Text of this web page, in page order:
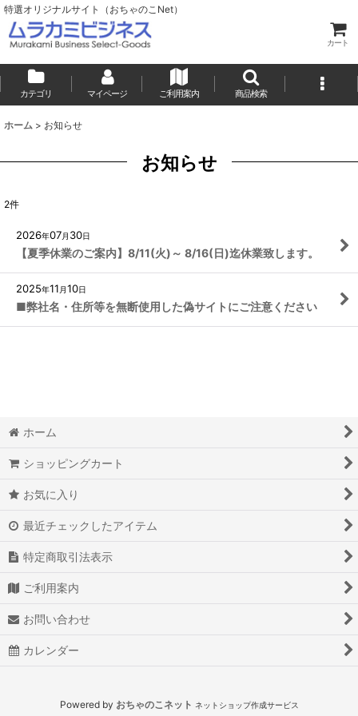
特選オリジナルサイト（おちゃのこNet）
カート
カテゴリ マイページ ご利用案内 商品検索
ホーム > お知らせ
お知らせ
2件
2026年07月 30日
【夏季休業のご案内】8/11(火)～ 8/16(日)迄休業致します。
2025年11 月10日
■弊社名・住所等を無断使用した偽サイトにご注意ください
ホーム
ショッピングカート
お気に入り
最近チェックしたアイテム
特定商取引法表示
ご利用案内
お問い合わせ
カレンダー
Powered by おちゃのこネット ネットショップ作成サービス